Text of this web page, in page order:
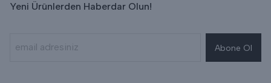
Yeni Ürünlerden Haberdar Olun!
Abone Ol